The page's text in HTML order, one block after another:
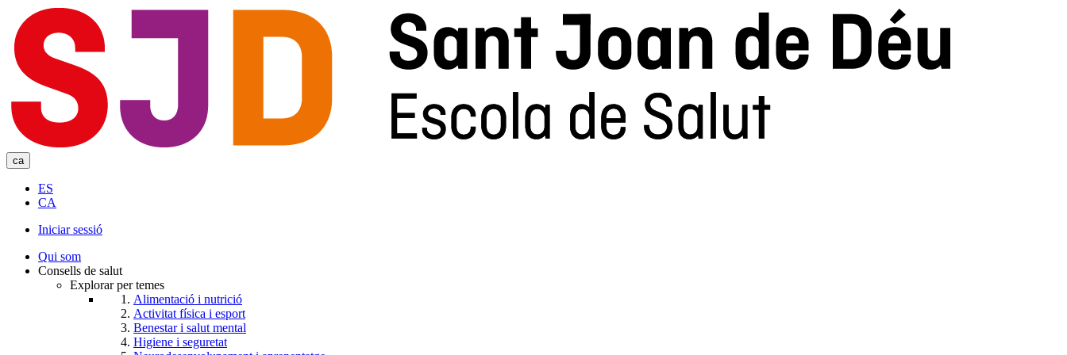
main
content
ca
ES
CA
User
account
Iniciar sessió
Qui som
Consells de salut
Explorar per temes
Alimentació i nutrició
Activitat física i esport
Benestar i salut mental
Higiene i seguretat